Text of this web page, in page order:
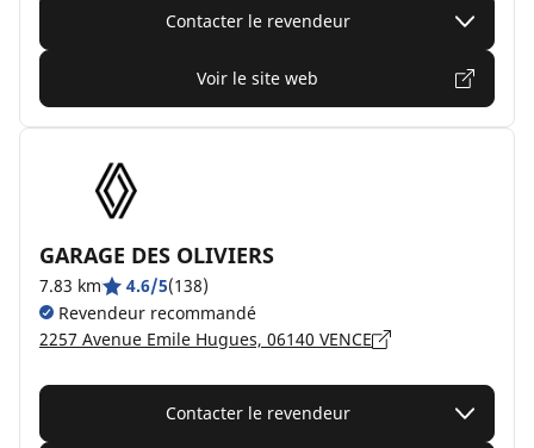
Contacter le revendeur
Voir le site web
GARAGE DES OLIVIERS
7.83 km 4.6/5(138)
Revendeur recommandé
2257 Avenue Emile Hugues, 06140 VENCE
Contacter le revendeur